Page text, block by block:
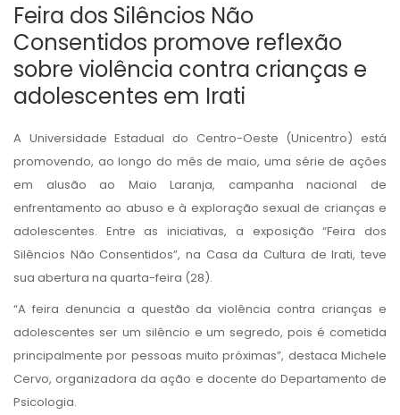
Feira dos Silêncios Não
Consentidos promove reflexão
sobre violência contra crianças e
adolescentes em Irati
A Universidade Estadual do Centro-Oeste (Unicentro) está
promovendo, ao longo do mês de maio, uma série de ações
em alusão ao Maio Laranja, campanha nacional de
enfrentamento ao abuso e à exploração sexual de crianças e
adolescentes. Entre as iniciativas, a exposição “Feira dos
Silêncios Não Consentidos”, na Casa da Cultura de Irati, teve
sua abertura na quarta-feira (28).
“A feira denuncia a questão da violência contra crianças e
adolescentes ser um silêncio e um segredo, pois é cometida
principalmente por pessoas muito próximas”, destaca Michele
Cervo, organizadora da ação e docente do Departamento de
Psicologia.